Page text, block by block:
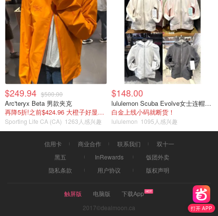
打开 APP
$249.94 $500.00
Arc'teryx Beta 男款夹克
再降5折!之前$424.96 大橙子好显白 蹲补
Sporting Life CA (CA) 1263人感兴趣
$148.00
lululemon Scuba Evolve女士连帽卫衣 全拉链
白金上线小码就断货！
lululemon 1095人感兴趣
信用卡 商业合作 联系我们
双十一
黑五
InRewards
饭团外卖
隐私条款
用户协议 版权声明
触屏版 电脑版
下载App
2017©dealmoon.ca